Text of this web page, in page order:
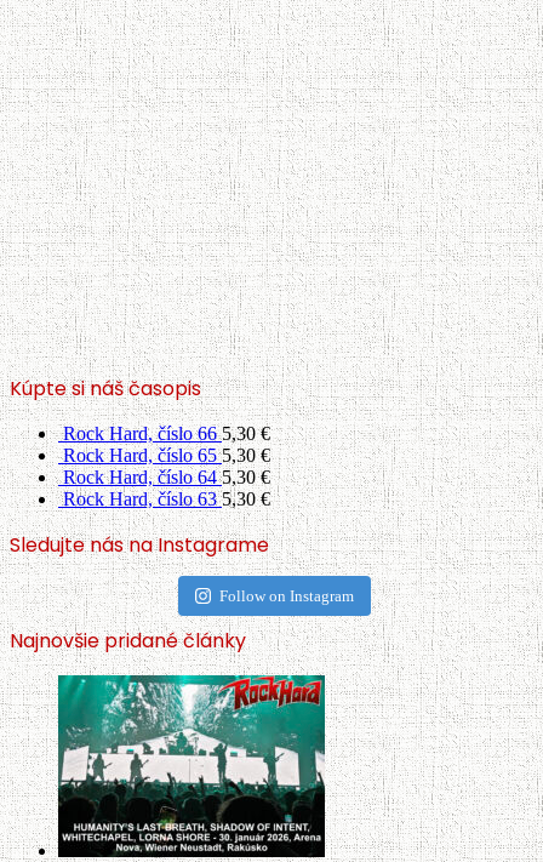
Kúpte si náš časopis
Rock Hard, číslo 66 5,30€
Rock Hard, číslo 65 5,30€
Rock Hard, číslo 64 5,30€
Rock Hard, číslo 63 5,30€
Sledujte nás na Instagrame
Follow on Instagram
Najnovšie pridané články